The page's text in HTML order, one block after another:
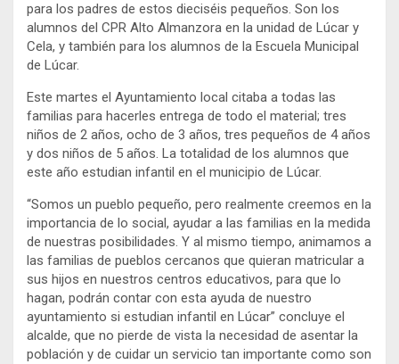
para los padres de estos dieciséis pequeños. Son los
alumnos del CPR Alto Almanzora en la unidad de Lúcar y
Cela, y también para los alumnos de la Escuela Municipal
de Lúcar.
Este martes el Ayuntamiento local citaba a todas las
familias para hacerles entrega de todo el material; tres
niños de 2 años, ocho de 3 años, tres pequeños de 4 años
y dos niños de 5 años. La totalidad de los alumnos que
este año estudian infantil en el municipio de Lúcar.
“Somos un pueblo pequeño, pero realmente creemos en la
importancia de lo social, ayudar a las familias en la medida
de nuestras posibilidades. Y al mismo tiempo, animamos a
las familias de pueblos cercanos que quieran matricular a
sus hijos en nuestros centros educativos, para que lo
hagan, podrán contar con esta ayuda de nuestro
ayuntamiento si estudian infantil en Lúcar” concluye el
alcalde, que no pierde de vista la necesidad de asentar la
población y de cuidar un servicio tan importante como son